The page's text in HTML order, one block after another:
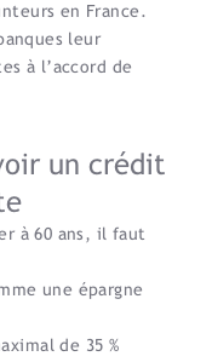
en France.
leur
à l’accord de
un crédit
à 60 ans, il faut
une épargne
de 35 %